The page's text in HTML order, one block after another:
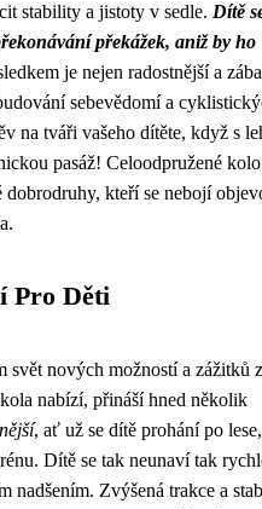
stability a jistoty v sedle. Dítě
překážek, aniž by ho
je nejen radostnější a
sebevědomí a
na tváři vašeho dítěte, když s
pasáž! Celoodpružené
kteří se nebojí
Pro Děti
svět nových možností a zážitků
nabízí, přináší hned několik
, ať už se dítě prohání po
Dítě se tak neunaví tak
nadšením. Zvýšená trakce a